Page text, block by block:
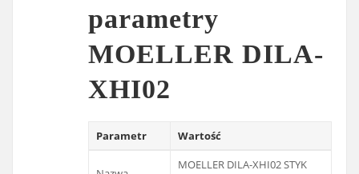
parametry
MOELLER DILA-
XHI02
Parametr Wartość
MOELLER DILA-XHI02 STYK